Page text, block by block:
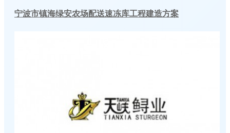
宁波市镇海绿安农场配送速冻库工程建造方案